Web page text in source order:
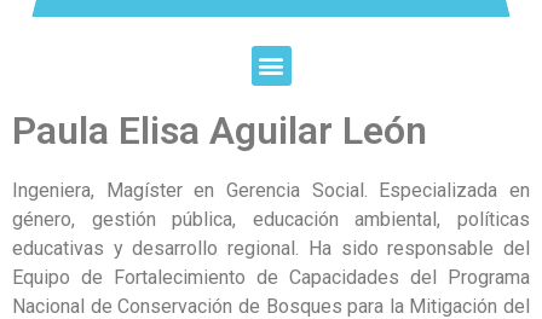
Paula Elisa Aguilar León
Ingeniera, Magíster en Gerencia Social. Especializada en
género, gestión pública, educación ambiental, políticas
educativas y desarrollo regional. Ha sido responsable del
Equipo de Fortalecimiento de Capacidades del Programa
Nacional de Conservación de Bosques para la Mitigación del